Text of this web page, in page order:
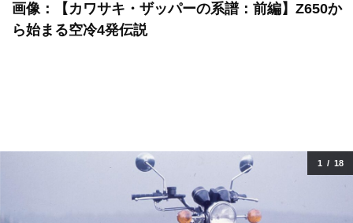
画像：【カワサキ・ザッパーの系譜：前編】Z650か
ら始まる空冷4発伝説
1 / 18